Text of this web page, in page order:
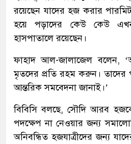
রয়েছেন যাদের হজ করার
হয়ে পড়াদের কেউ কেউ
হাসপাতালে রয়েছেন।
ফাহাদ আল-জালাজেল বলেন,
মৃতদের প্রতি রহম করুন। তাদের
আন্তরিক সমবেদনা জানাই।’
বিবিসি বলছে, সৌদি আরব
পদক্ষেপ না নেওয়ার জন্য
অনিবন্ধিত হজযাত্রীদের জন্য